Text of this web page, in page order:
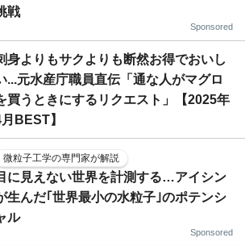
戦
Sponsored
身よりもサクよりも断然お得でおいし
...元水産庁職員直伝「通な人がマグロ
買うときにするリクエスト」【2025年
BEST】
微粒子工学の専門家が解説
に見えない世界を計測する…アイシン
生んだ｢世界最小の水粒子｣のポテンシ
ル
Sponsored